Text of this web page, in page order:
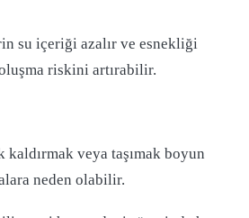
su içeriği azalır ve esnekliği
riskini artırabilir.
kaldırmak veya taşımak boyun
neden olabilir.